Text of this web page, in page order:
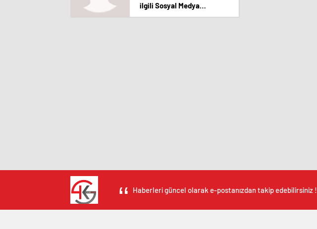
ilgili Sosyal Medya
Hesabından Açıklama
Haberleri güncel olarak e-postanızdan takip edebilirsiniz !